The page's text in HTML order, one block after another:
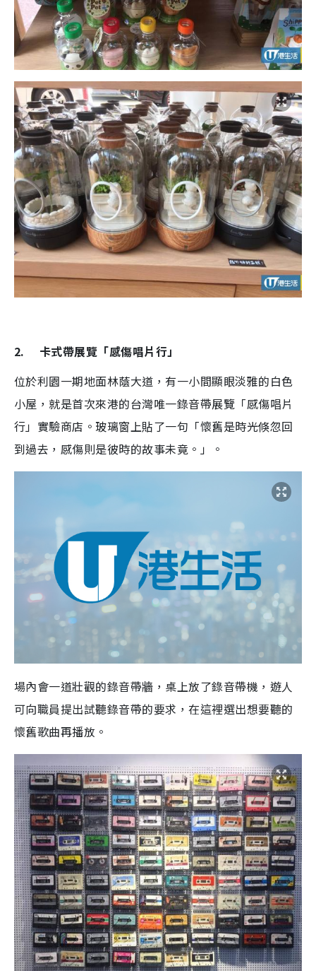
2. 卡式帶展覽「感傷唱片行」
位於利園一期地面林蔭大道，有一小間顯眼淡雅的白色
小屋，就是首次來港的台灣唯一錄音帶展覽「感傷唱片
行」實驗商店。玻璃窗上貼了一句「懷舊是時光倏忽回
到過去，感傷則是彼時的故事未竟。」。
場內會一道壯觀的錄音帶牆，桌上放了錄音帶機，遊人
可向職員提出試聽錄音帶的要求，在這裡選出想要聽的
懷舊歌曲再播放。